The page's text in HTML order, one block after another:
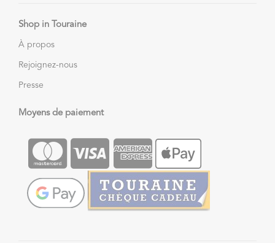
Shop in Touraine
À propos
Rejoignez-nous
Presse
Moyens de paiement